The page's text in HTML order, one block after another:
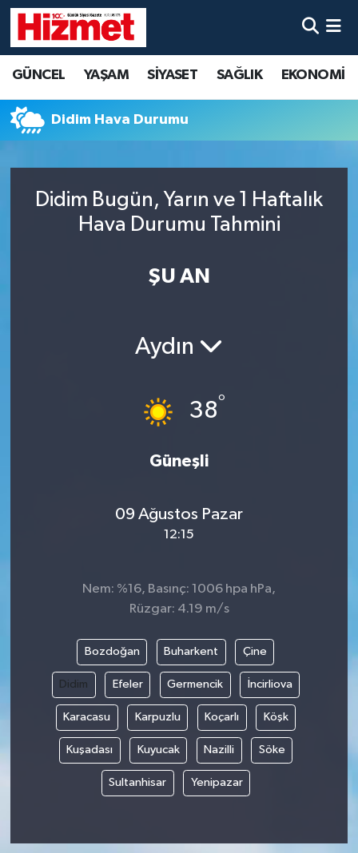
GÜNCEL YAŞAM SİYASET SAĞLIK EKONOMİ
Didim Hava Durumu
Didim Bugün, Yarın ve 1 Haftalık
Hava Durumu Tahmini
ŞU AN
Aydın
38°
Güneşli
09 Ağustos Pazar
12:15
Nem: %16, Basınç: 1006 hpa hPa,
Rüzgar: 4.19 m/s
Bozdoğan Buharkent Çine
Didim Efeler Germencik İncirliova
Karacasu Karpuzlu Koçarlı Köşk
Kuşadası Kuyucak Nazilli Söke
Sultanhisar Yenipazar
YAŞAM
SİYASET
EKONOMİ
Denizli Hava Durumu
Denizli Trafik Yoğunluk Haritası
Tüm Manşetler